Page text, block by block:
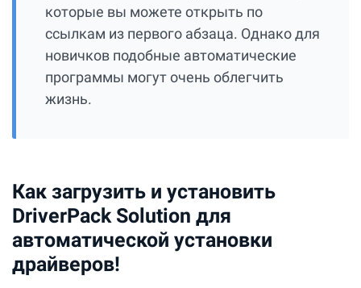
которые вы можете открыть по
ссылкам из первого абзаца. Однако для
новичков подобные автоматические
программы могут очень облегчить
жизнь.
Как загрузить и установить
DriverPack Solution для
автоматической установки
драйверов!